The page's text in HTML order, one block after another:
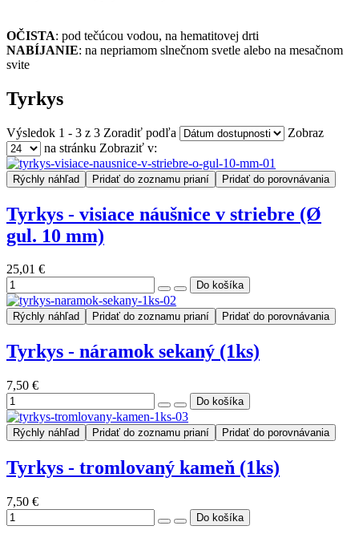
OČISTA: pod tečúcou vodou, na hematitovej drti
NABÍJANIE: na nepriamom slnečnom svetle alebo na mesačnom
svite
Tyrkys
Výsledok 1 - 3 z 3 Zoradiť podľa
Zobraz
na stránku Zobraziť v:
Rýchly náhľad Pridať do zoznamu prianí Pridať do porovnávania
Tyrkys - visiace náušnice v striebre (Ø
gul. 10 mm)
25,01 €
Rýchly náhľad Pridať do zoznamu prianí Pridať do porovnávania
Tyrkys - náramok sekaný (1ks)
7,50 €
Rýchly náhľad Pridať do zoznamu prianí Pridať do porovnávania
Tyrkys - tromlovaný kameň (1ks)
7,50 €